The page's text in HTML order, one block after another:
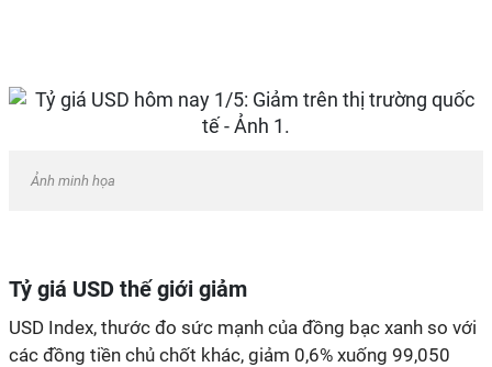
Ảnh minh họa
Tỷ giá USD thế giới giảm
USD Index, thước đo sức mạnh của đồng bạc xanh so với
các đồng tiền chủ chốt khác, giảm 0,6% xuống 99,050